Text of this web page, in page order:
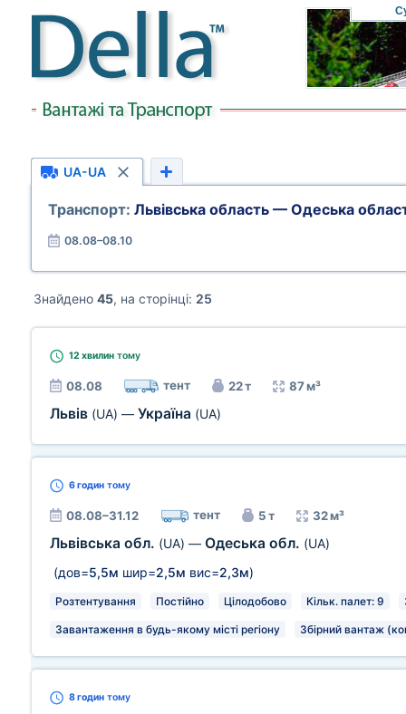
UA-UA
Транспорт: Львівська область — Одеська
08.08–08.10
Знайдено 45, на сторінці: 25
12 хвилин тому
08.08 тент 22 т 87 м³
Львів (UA) — Україна (UA)
6 годин тому
08.08–31.12 тент 5 т 32 м³
Львівська обл. (UA) — Одеська обл. (UA)
(дов=5,5м шир=2,5м вис=2,3м)
Розтентування Постійно Цілодобово Кільк. палет: 9
Завантаження в будь-якому місті регіону Збірний вантаж
8 годин тому